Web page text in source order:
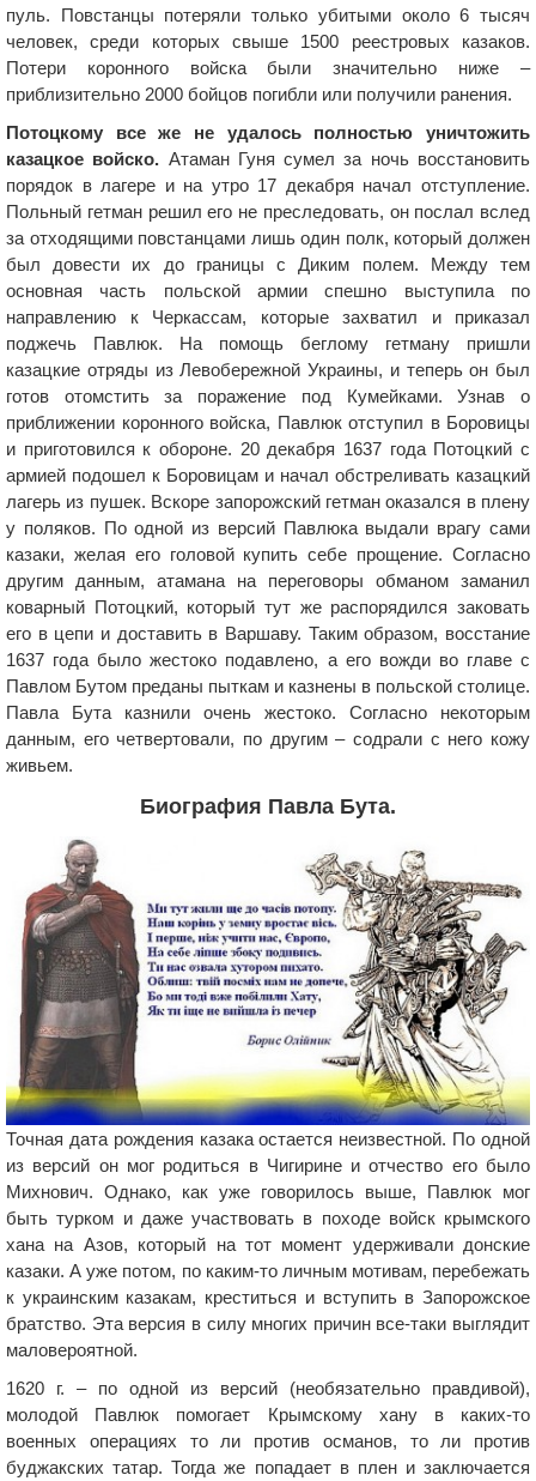
пуль. Повстанцы потеряли только убитыми около 6 тысяч
человек, среди которых свыше 1500 реестровых казаков.
Потери коронного войска были значительно ниже –
приблизительно 2000 бойцов погибли или получили ранения.
Потоцкому все же не удалось полностью уничтожить
казацкое войско. Атаман Гуня сумел за ночь восстановить
порядок в лагере и на утро 17 декабря начал отступление.
Польный гетман решил его не преследовать, он послал вслед
за отходящими повстанцами лишь один полк, который должен
был довести их до границы с Диким полем. Между тем
основная часть польской армии спешно выступила по
направлению к Черкассам, которые захватил и приказал
поджечь Павлюк. На помощь беглому гетману пришли
казацкие отряды из Левобережной Украины, и теперь он был
готов отомстить за поражение под Кумейками. Узнав о
приближении коронного войска, Павлюк отступил в Боровицы
и приготовился к обороне. 20 декабря 1637 года Потоцкий с
армией подошел к Боровицам и начал обстреливать казацкий
лагерь из пушек. Вскоре запорожский гетман оказался в плену
у поляков. По одной из версий Павлюка выдали врагу сами
казаки, желая его головой купить себе прощение. Согласно
другим данным, атамана на переговоры обманом заманил
коварный Потоцкий, который тут же распорядился заковать
его в цепи и доставить в Варшаву. Таким образом, восстание
1637 года было жестоко подавлено, а его вожди во главе с
Павлом Бутом преданы пыткам и казнены в польской столице.
Павла Бута казнили очень жестоко. Согласно некоторым
данным, его четвертовали, по другим – содрали с него кожу
живьем.
Биография Павла Бута.
Точная дата рождения казака остается неизвестной. По одной
из версий он мог родиться в Чигирине и отчество его было
Михнович. Однако, как уже говорилось выше, Павлюк мог
быть турком и даже участвовать в походе войск крымского
хана на Азов, который на тот момент удерживали донские
казаки. А уже потом, по каким-то личным мотивам, перебежать
к украинским казакам, креститься и вступить в Запорожское
братство. Эта версия в силу многих причин все-таки выглядит
маловероятной.
1620 г. – по одной из версий (необязательно правдивой),
молодой Павлюк помогает Крымскому хану в каких-то
военных операциях то ли против османов, то ли против
буджакских татар. Тогда же попадает в плен и заключается